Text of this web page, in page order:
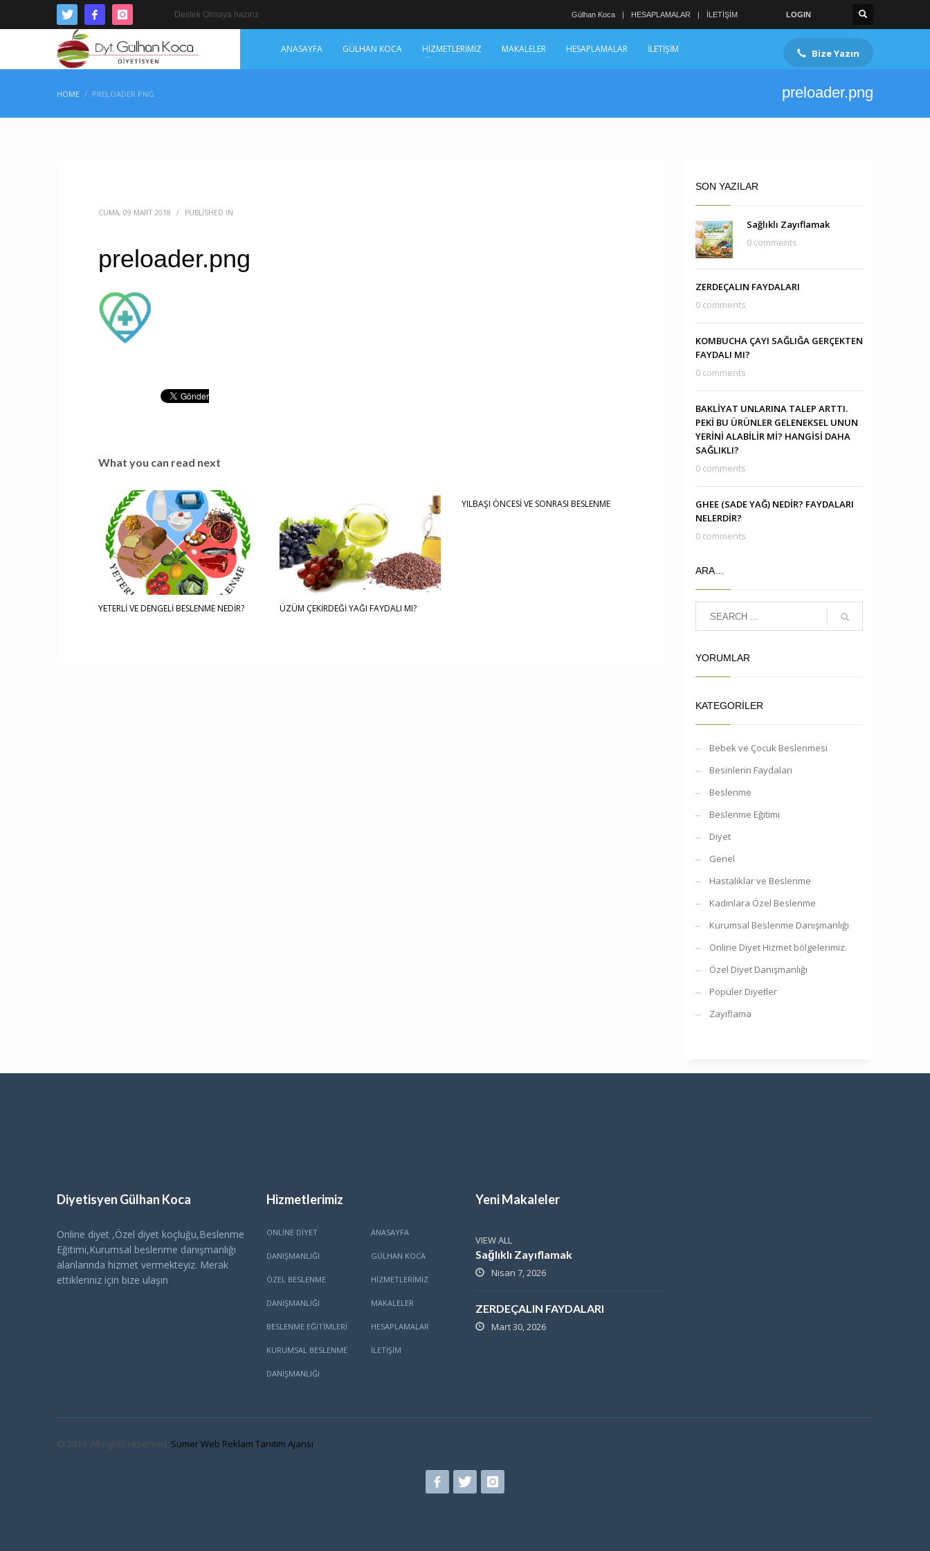
Destek Olmaya hazırız Gülhan Koca HESAPLAMALAR İLETİŞİM LOGIN
ANASAYFA GÜLHAN KOCA HİZMETLERİMİZ MAKALELER HESAPLAMALAR İLETİŞİM Bize Yazın
HOME PRELOADER.PNG preloader.png
CUMA, 09 MART 2018 / PUBLISHED IN
preloader.png
What you can read next
YETERLİ VE DENGELİ BESLENME NEDİR? ÜZÜM ÇEKİRDEĞİ YAĞI FAYDALI MI?
YILBAŞI ÖNCESİ VE SONRASI BESLENME
SON YAZILAR
Sağlıklı Zayıflamak
0 comments
ZERDEÇALIN FAYDALARI
0 comments
KOMBUCHA ÇAYI SAĞLIĞA GERÇEKTEN
FAYDALI MI?
0 comments
BAKLİYAT UNLARINA TALEP ARTTI.
PEKİ BU ÜRÜNLER GELENEKSEL UNUN
YERİNİ ALABİLİR Mİ? HANGİSİ DAHA
SAĞLIKLI?
0 comments
GHEE (SADE YAĞ) NEDİR? FAYDALARI
NELERDİR?
0 comments
ARA…
YORUMLAR
KATEGORILER
Bebek ve Çocuk Beslenmesi
Besinlerin Faydaları
Beslenme
Beslenme Eğitimi
Diyet
Genel
Hastalıklar ve Beslenme
Kadınlara Özel Beslenme
Kurumsal Beslenme Danışmanlığı
Online Diyet Hizmet bölgelerimiz.
Özel Diyet Danışmanlığı
Popüler Diyetler
Zayıflama
Diyetisyen Gülhan Koca
Online diyet ,Özel diyet koçluğu,Beslenme
Eğitimi,Kurumsal beslenme danışmanlığı
alanlarında hizmet vermekteyiz. Merak
ettikleriniz için bize ulaşın
Hizmetlerimiz
ONLINE DIYET
DANIŞMANLIĞI
ÖZEL BESLENME
DANIŞMANLIĞI
BESLENME EĞITIMLERI
KURUMSAL BESLENME
DANIŞMANLIĞI
ANASAYFA
GÜLHAN KOCA
HİZMETLERİMİZ
MAKALELER
HESAPLAMALAR
İLETİŞİM
Yeni Makaleler
VIEW ALL
Sağlıklı Zayıflamak
Nisan 7, 2026
ZERDEÇALIN FAYDALARI
Mart 30, 2026
© 2019. All rights reserved. Sümer Web Reklam Tanıtım Ajansı.